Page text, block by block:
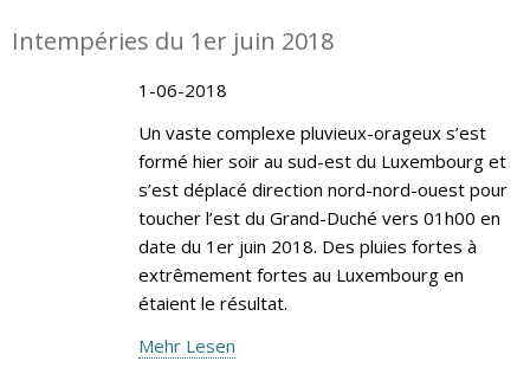
Intempéries du 1er juin 2018
1-06-2018
Un vaste complexe pluvieux-orageux s’est
formé hier soir au sud-est du Luxembourg et
s’est déplacé direction nord-nord-ouest pour
toucher l’est du Grand-Duché vers 01h00 en
date du 1er juin 2018. Des pluies fortes à
extrêmement fortes au Luxembourg en
étaient le résultat.
Mehr Lesen